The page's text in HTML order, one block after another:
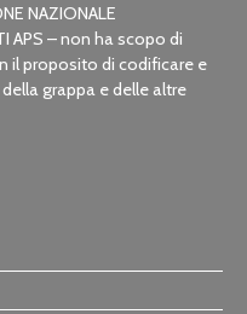
NAZIONALE
APS – non ha scopo di
il proposito di codificare e
grappa e delle altre